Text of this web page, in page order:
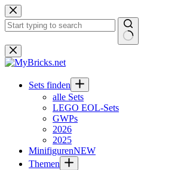
Zum
Inhalt
springen
Keine
Ergebnisse
Sets finden
alle Sets
LEGO EOL-Sets
GWPs
2026
2025
MinifigurenNEW
Themen